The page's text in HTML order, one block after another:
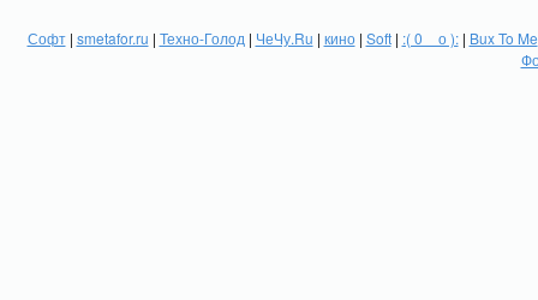
Софт| smetafor.ru | Техно-Голод | ЧеЧу.Ru | кино| Soft| :( 0 _ о ):| Bux To Me